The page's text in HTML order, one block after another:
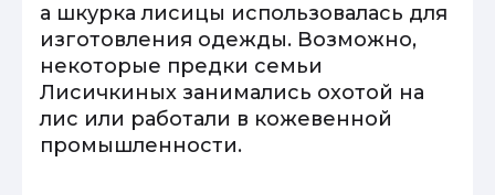
а шкурка лисицы использовалась для
изготовления одежды. Возможно,
некоторые предки семьи
Лисичкиных занимались охотой на
лис или работали в кожевенной
промышленности.